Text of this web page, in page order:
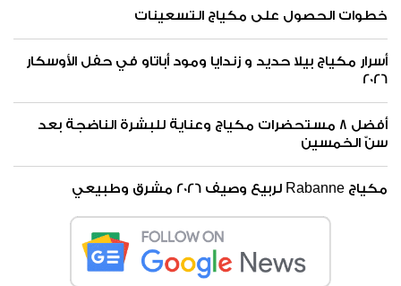
خطوات الحصول على مكياج التسعينات
أسرار مكياج بيلا حديد و زندايا ومود أباتاو في حفل الأوسكار
2026
أفضل 8 مستحضرات مكياج وعناية للبشرة الناضجة بعد
سنّ الخمسين
مكياج Rabanne لربيع وصيف 2026 مشرق وطبيعي